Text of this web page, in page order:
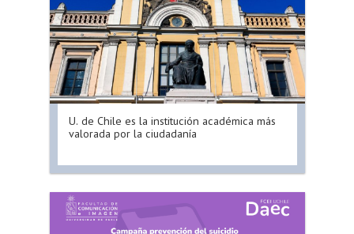
U. de Chile es la institución académica más
valorada por la ciudadanía